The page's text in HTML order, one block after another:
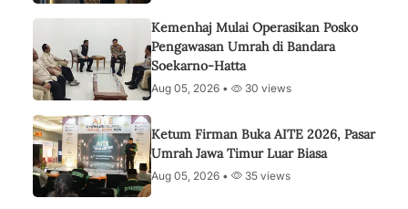
Kemenhaj Mulai Operasikan Posko
Pengawasan Umrah di Bandara
Soekarno-Hatta
Aug 05, 2026 • 30 views
Ketum Firman Buka AITE 2026, Pasar
Umrah Jawa Timur Luar Biasa
Aug 05, 2026 • 35 views